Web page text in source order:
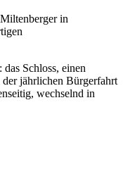
in
Schloss, einen
jährlichen Bürgerfahrt
wechselnd in